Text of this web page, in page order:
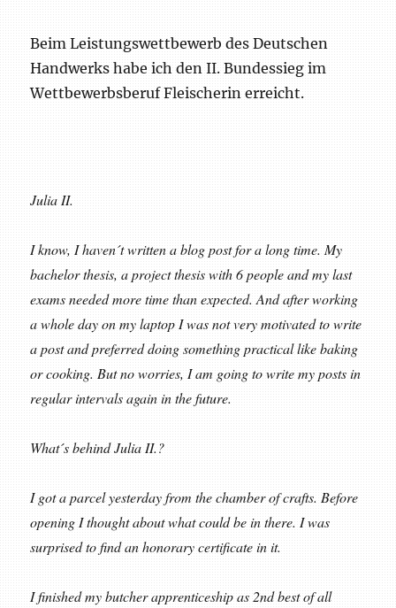
Beim Leistungswettbewerb des Deutschen
Handwerks habe ich den II. Bundessieg im
Wettbewerbsberuf Fleischerin erreicht.
Julia II.
I know, I haven´t written a blog post for a long time. My
bachelor thesis, a project thesis with 6 people and my last
exams needed more time than expected. And after working
a whole day on my laptop I was not very motivated to write
a post and preferred doing something practical like baking
or cooking. But no worries, I am going to write my posts in
regular intervals again in the future.
What´s behind Julia II.?
I got a parcel yesterday from the chamber of crafts. Before
opening I thought about what could be in there. I was
surprised to find an honorary certificate in it.
I finished my butcher apprenticeship as 2nd best of all